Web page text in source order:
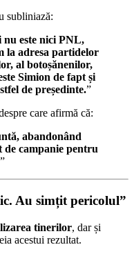
subliniază:
este nici PNL,
la adresa partidelor
al botoșănenilor,
Simion de fapt și
de președinte.”
care afirmă că:
abandonând
campanie pentru
”
Au simțit pericolul”
tinerilor, dar și
acestui rezultat.